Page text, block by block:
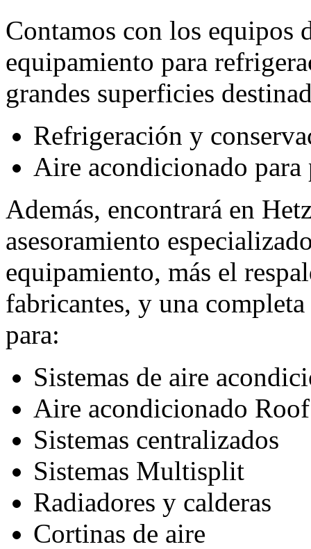
Contamos con los equipos
equipamiento para
grandes superficies
Refrigeración y
Aire acondicionado para
Además, encontrará en
asesoramiento
equipamiento, más el
fabricantes, y una
para:
Sistemas de aire
Aire acondicionado
Sistemas centralizados
Sistemas Multisplit
Radiadores y calderas
Cortinas de aire